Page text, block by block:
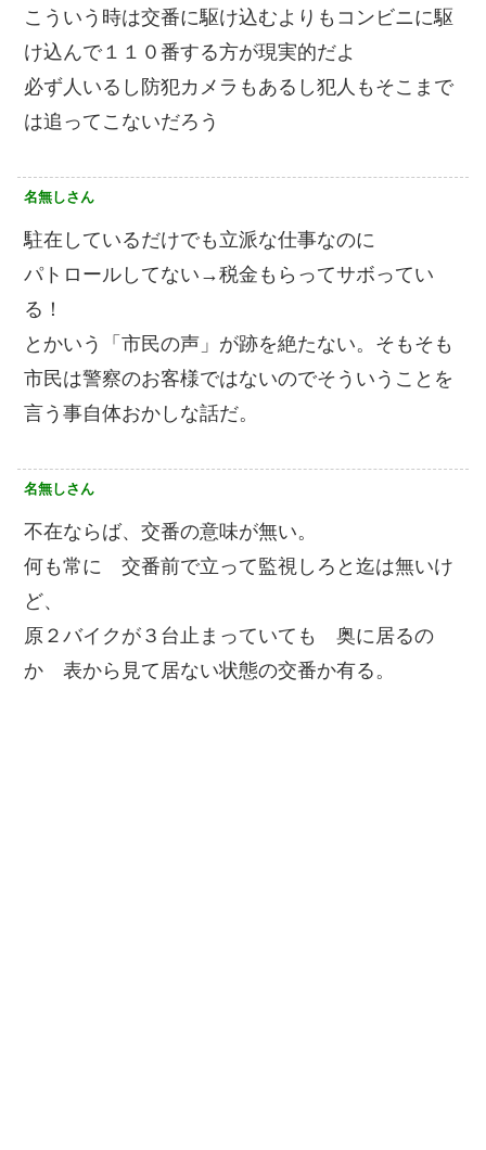
こういう時は交番に駆け込むよりもコンビニに駆
け込んで１１０番する方が現実的だよ
必ず人いるし防犯カメラもあるし犯人もそこまで
は追ってこないだろう
名無しさん
駐在しているだけでも立派な仕事なのに
パトロールしてない→税金もらってサボってい
る！
とかいう「市民の声」が跡を絶たない。そもそも
市民は警察のお客様ではないのでそういうことを
言う事自体おかしな話だ。
名無しさん
不在ならば、交番の意味が無い。
何も常に 交番前で立って監視しろと迄は無いけ
ど、
原２バイクが３台止まっていても 奥に居るの
か 表から見て居ない状態の交番か有る。